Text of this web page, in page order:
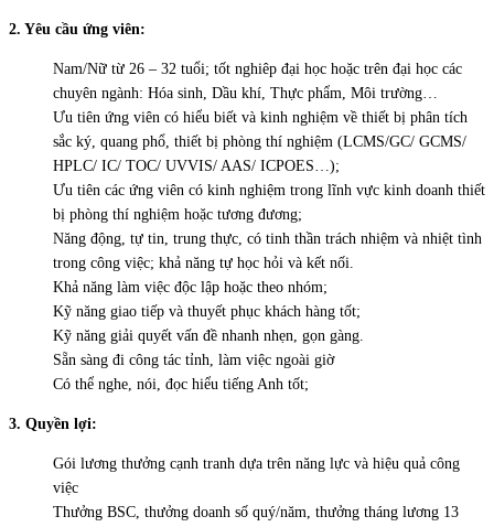
2. Yêu cầu ứng viên:
Nam/Nữ từ 26 – 32 tuổi; tốt nghiêp đại học hoặc trên đại học các
chuyên ngành: Hóa sinh, Dầu khí, Thực phẩm, Môi trường…
Ưu tiên ứng viên có hiểu biết và kinh nghiệm về thiết bị phân tích
sắc ký, quang phổ, thiết bị phòng thí nghiệm (LCMS/GC/ GCMS/
HPLC/ IC/ TOC/ UVVIS/ AAS/ ICPOES…);
Ưu tiên các ứng viên có kinh nghiệm trong lĩnh vực kinh doanh thiết
bị phòng thí nghiệm hoặc tương đương;
Năng động, tự tin, trung thực, có tinh thần trách nhiệm và nhiệt tình
trong công việc; khả năng tự học hỏi và kết nối.
Khả năng làm việc độc lập hoặc theo nhóm;
Kỹ năng giao tiếp và thuyết phục khách hàng tốt;
Kỹ năng giải quyết vấn đề nhanh nhẹn, gọn gàng.
Sẵn sàng đi công tác tỉnh, làm việc ngoài giờ
Có thể nghe, nói, đọc hiểu tiếng Anh tốt;
3. Quyền lợi:
Gói lương thưởng cạnh tranh dựa trên năng lực và hiệu quả công
việc
Thưởng BSC, thưởng doanh số quý/năm, thưởng tháng lương 13